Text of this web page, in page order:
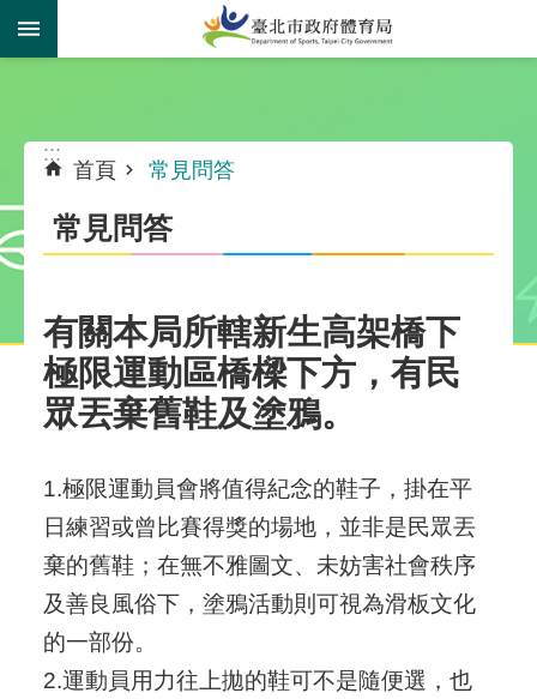
跳到主要內容區塊
:::
首頁 常見問答
常見問答
有關本局所轄新生高架橋下
極限運動區橋樑下方，有民
眾丟棄舊鞋及塗鴉。
1.極限運動員會將值得紀念的鞋子，掛在平
日練習或曾比賽得獎的場地，並非是民眾丟
棄的舊鞋；在無不雅圖文、未妨害社會秩序
及善良風俗下，塗鴉活動則可視為滑板文化
的一部份。
2.運動員用力往上拋的鞋可不是隨便選，也